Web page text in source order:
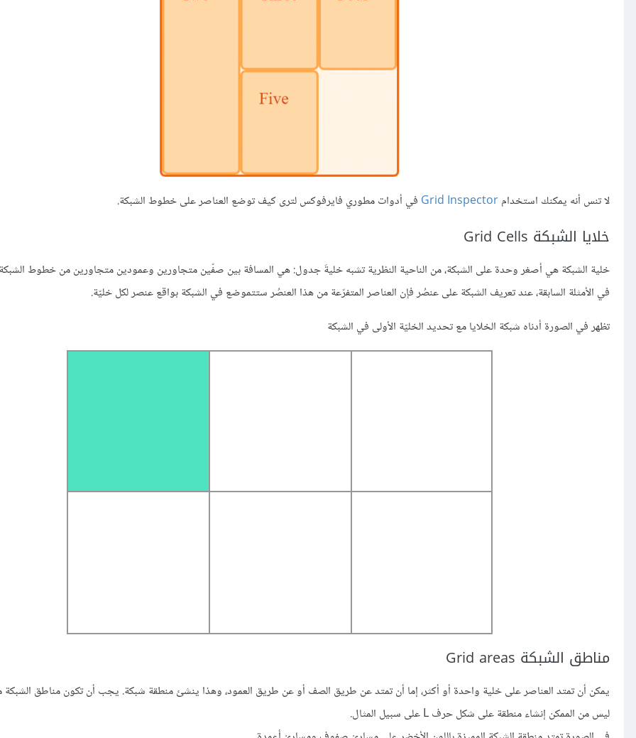
لا تنس أنه يمكنك استخدامGrid Inspector في أدوات مطوري فايرفوكس لترى كيف توضع العناصر على خطوط الشبكة.
خلايا الشبكة Grid Cells
خلية الشبكة هي أصغر وحدة على الشبكة، من الناحية النظرية تشبه خليةَ جدول: هي المسافة بين صفّين متجاورين وعمودين متجاورين من خطوط الشبكة.
في الأمثلة السابقة، عند تعريف الشبكة على عنصُر فإن العناصر المتفرّعة من هذا العنصُر ستتموضع في الشبكة بواقع عنصر لكل خليّة.
تظهر في الصورة أدناه شبكة الخلايا مع تحديد الخليّة الأولى في الشبكة
مناطق الشبكة Grid areas
يمكن أن تمتد العناصر على خلية واحدة أو أكثر، إما أن تمتد عن طريق الصف أو عن طريق العمود، وهذا ينشئ منطقة شبكة. يجب أن تكون مناطق الشبكة
ليس من الممكن إنشاء منطقة على شكل حرف L على سبيل المثال.